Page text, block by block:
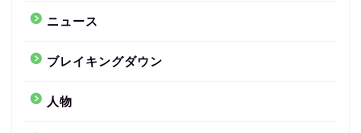
ニュース
ブレイキングダウン
人物